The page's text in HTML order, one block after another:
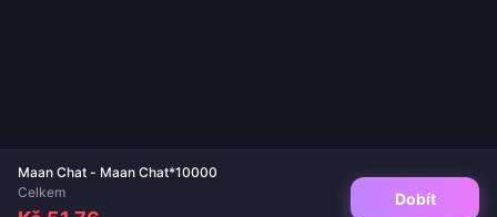
Maan Chat - Maan Chat*10000
Celkem
Dobít